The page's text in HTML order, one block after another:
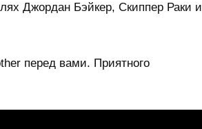
Джордан Бэйкер, Скиппер Раки и
перед вами. Приятного